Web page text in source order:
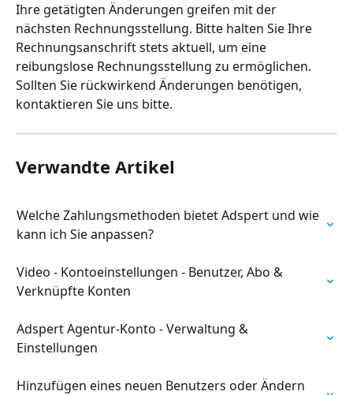
Ihre getätigten Änderungen greifen mit der
nächsten Rechnungsstellung. Bitte halten Sie Ihre
Rechnungsanschrift stets aktuell, um eine
reibungslose Rechnungsstellung zu ermöglichen.
Sollten Sie rückwirkend Änderungen benötigen,
kontaktieren Sie uns bitte.
Verwandte Artikel
Welche Zahlungsmethoden bietet Adspert und wie
kann ich Sie anpassen?
Video - Kontoeinstellungen - Benutzer, Abo &
Verknüpfte Konten
Adspert Agentur-Konto - Verwaltung &
Einstellungen
Hinzufügen eines neuen Benutzers oder Ändern